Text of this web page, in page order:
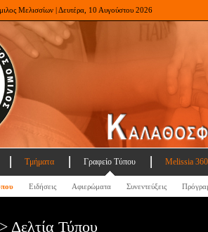
Μελισσίων | Δευτέρα, 10 Αυγούστου 2026
Τμήματα Γραφείο Τύπου Melissia
Ειδήσεις Αφιερώματα Συνεντεύξεις
Δελτία Τύπου